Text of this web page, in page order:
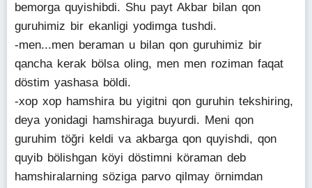
bemorga quyishibdi. Shu payt Akbar bilan qon
guruhimiz bir ekanligi yodimga tushdi.
-men...men beraman u bilan qon guruhimiz bir
qancha kerak bölsa oling, men men roziman faqat
döstim yashasa böldi.
-xop xop hamshira bu yigitni qon guruhin tekshiring,
deya yonidagi hamshiraga buyurdi. Meni qon
guruhim töğri keldi va akbarga qon quyishdi, qon
quyib bölishgan köyi döstimni köraman deb
hamshiralarning söziga parvo qilmay örnimdan